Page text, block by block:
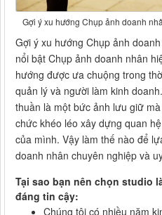
Gợi ý xu hướng Chụp ảnh doanh
Gợi ý xu hướng Chụp ảnh
nổi bật Chụp ảnh doanh nhân
hướng được ưa chuộng trong
quản lý và người làm kinh
thuần là một bức ảnh lưu giữ
chức khéo léo xây dựng quan
của mình. Vậy làm thế nào để
doanh nhân chuyên nghiệp và
Tại sao bạn nên chọn studio
đáng tin cậy:
Chúng tôi có nhiều năm